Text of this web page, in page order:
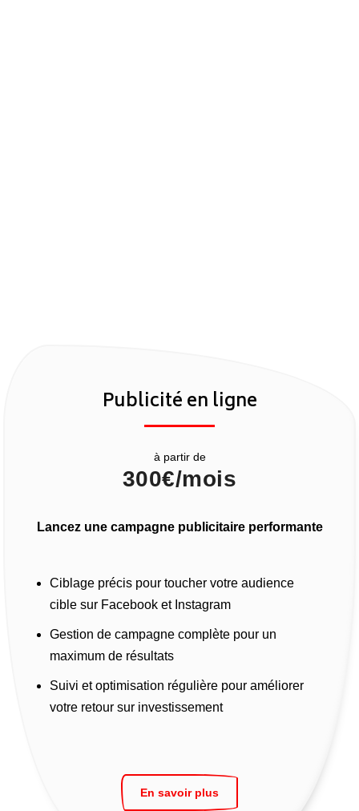
Publicité en ligne
à partir de
300€/mois
Lancez une campagne publicitaire performante
Ciblage précis pour toucher votre audience
cible sur Facebook et Instagram
Gestion de campagne complète pour un
maximum de résultats
Suivi et optimisation régulière pour améliorer
votre retour sur investissement
En savoir plus